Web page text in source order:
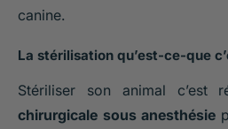
canine.
La stérilisation qu’est-ce-que
Stériliser son animal c’est
chirurgicale sous anesthésie